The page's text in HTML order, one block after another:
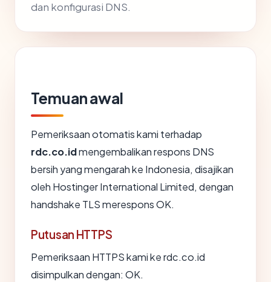
dan konfigurasi DNS.
Temuan awal
Pemeriksaan otomatis kami terhadap
rdc.co.idmengembalikan respons DNS
bersih yang mengarah ke Indonesia, disajikan
oleh Hostinger International Limited, dengan
handshake TLS merespons OK.
Putusan HTTPS
Pemeriksaan HTTPS kami ke rdc.co.id
disimpulkan dengan: OK.